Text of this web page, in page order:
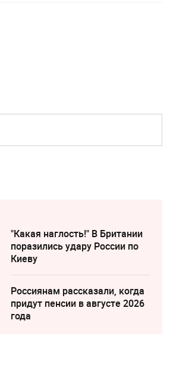
"Какая наглость!" В Британии
поразились удару России по
Киеву
Россиянам рассказали, когда
придут пенсии в августе 2026
года